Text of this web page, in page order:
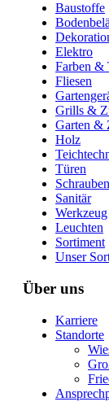
Baustoffe
Elektro
Farben &
Fliesen
Grills &
Garten &
Holz
Türen
Sanitär
Werkzeug
Leuchten
Sortiment
Unser
Über uns
Karriere
Standorte